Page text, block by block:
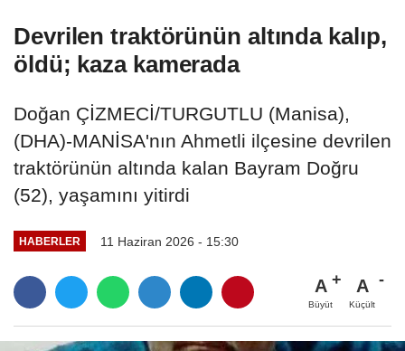
Devrilen traktörünün altında kalıp,
öldü; kaza kamerada
Doğan ÇİZMECİ/TURGUTLU (Manisa),
(DHA)-MANİSA'nın Ahmetli ilçesine devrilen
traktörünün altında kalan Bayram Doğru
(52), yaşamını yitirdi
HABERLER 11 Haziran 2026 - 15:30
A
Büyüt
A
Küçült